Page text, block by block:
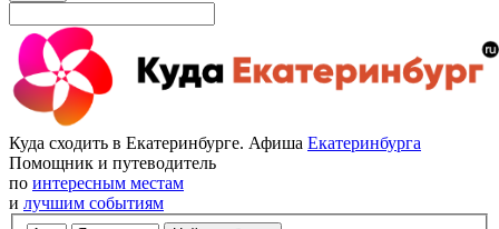
Куда сходить в Екатеринбурге. Афиша Екатеринбурга
Помощник и путеводитель
по интересным местам
и лучшим событиям